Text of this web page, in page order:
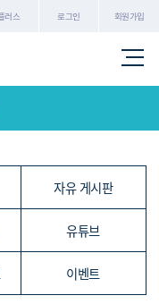
러스 로그인 회원가입
자유 게시판
유튜브
이벤트